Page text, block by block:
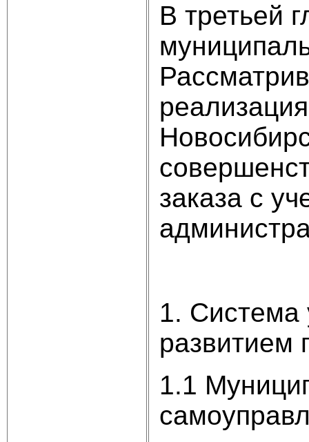
В третьей
заказа с
1. Система
развитием
1.1